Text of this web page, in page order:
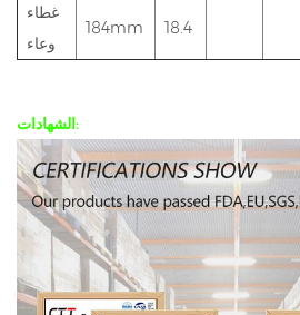
غطاء
وعاء
184mm 18.4
الشهادات: